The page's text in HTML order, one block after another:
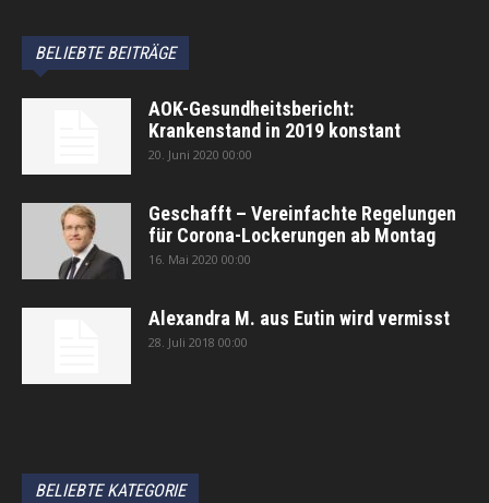
BELIEBTE BEITRÄGE
AOK-Gesundheitsbericht:
Krankenstand in 2019 konstant
20. Juni 2020 00:00
Geschafft – Vereinfachte Regelungen
für Corona-Lockerungen ab Montag
16. Mai 2020 00:00
Alexandra M. aus Eutin wird vermisst
28. Juli 2018 00:00
BELIEBTE KATEGORIE